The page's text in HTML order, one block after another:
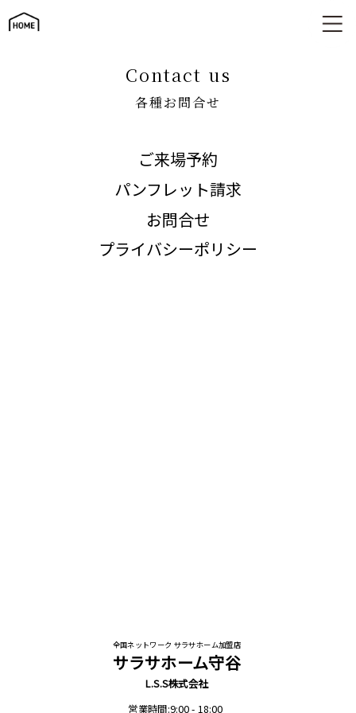
各種お問合せ
contact us
各種お問合せ
ご来場予約
パンフレット請求
お問合せ
プライバシーポリシー
全国ネットワーク サラサホーム加盟店
サラサホーム守谷
L.S.S株式会社
営業時間:9:00 - 18:00